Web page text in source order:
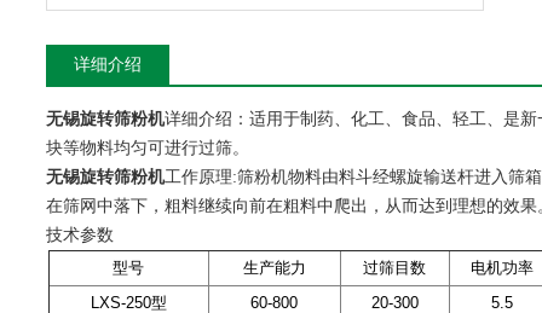
详细介绍
无锡旋转筛粉机详细介绍：适用于制药、化工、食品、轻工、是
块等物料均匀可进行过筛。
无锡旋转筛粉机工作原理:筛粉机物料由料斗经螺旋输送杆进入筛
在筛网中落下，粗料继续向前在粗料中爬出，从而达到理想的效果
技术参数
型号
生产能力 过筛目数
电机功率
LXS-250型
60-800 20-300
5.5